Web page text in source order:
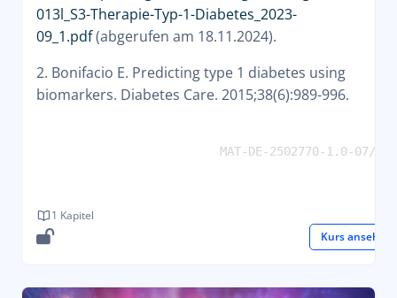
013l_S3-Therapie-Typ-1-Diabetes_2023-
09_1.pdf(abgerufen am 18.11.2024).
2. Bonifacio E. Predicting type 1 diabetes using
biomarkers. Diabetes Care. 2015;38(6):989-996.
MAT-DE-2502770-1.0-07/
1 Kapitel
Kurs ansehen